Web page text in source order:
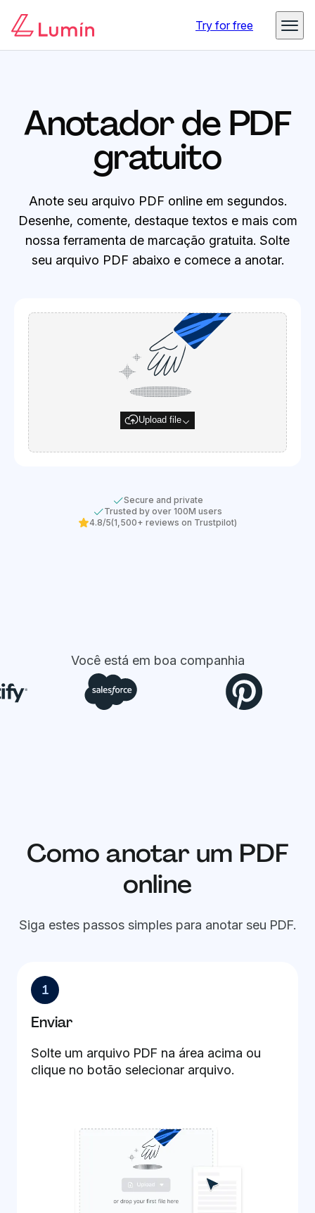
Try for free
Anotador de PDF
gratuito
Anote seu arquivo PDF online em segundos.
Desenhe, comente, destaque textos e mais com
nossa ferramenta de marcação gratuita. Solte
seu arquivo PDF abaixo e comece a anotar.
Upload file
Secure and private
Trusted by over 100M users
4.8/5(1,500+ reviews on Trustpilot)
Você está em boa companhia
Como anotar um PDF
online
Siga estes passos simples para anotar seu PDF.
1
Enviar
Solte um arquivo PDF na área acima ou
clique no botão selecionar arquivo.